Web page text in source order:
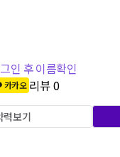
인 후 이름확인
카카오 리뷰0
력보기